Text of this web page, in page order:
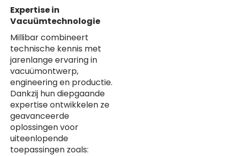
Expertise in
Vacuümtechnologie
Millibar combineert
technische kennis met
jarenlange ervaring in
vacuümontwerp,
engineering en productie.
Dankzij hun diepgaande
expertise ontwikkelen ze
geavanceerde
oplossingen voor
uiteenlopende
toepassingen zoals: